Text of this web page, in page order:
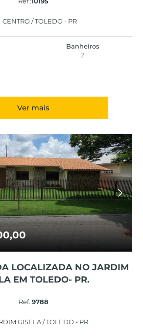
CENTRO / TOLEDO - PR
Banheiros
2
Ver mais
LOCALIZADA NO JARDIM
EM TOLEDO- PR.
Ref.:9788
GISELA / TOLEDO - PR